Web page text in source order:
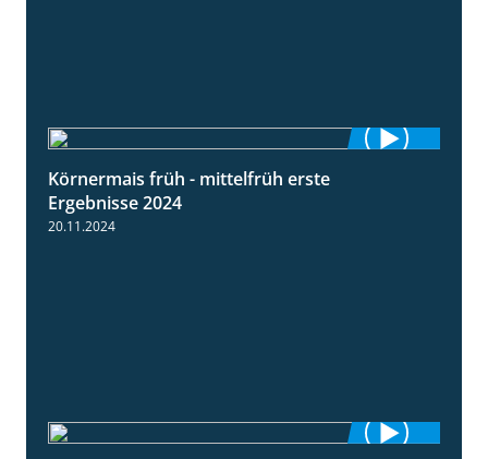
Körnermais früh - mittelfrüh erste
Ergebnisse 2024
20.11.2024